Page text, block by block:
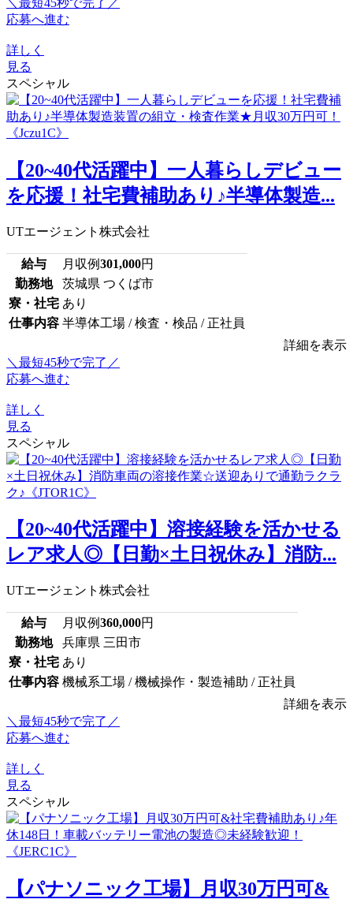
応募へ進む
詳しく
見る
スペシャル
【20~40代活躍中】一人暮らしデビュー
を応援！社宅費補助あり♪半導体製造...
UTエージェント株式会社
給与 月収例301,000円
勤務地
茨城県 つくば市
寮・社宅 あり
仕事内容 半導体工場 / 検査・検品 / 正社員
詳細を表示
＼最短45秒で完了／
応募へ進む
詳しく
見る
スペシャル
【20~40代活躍中】溶接経験を活かせる
レア求人◎【日勤×土日祝休み】消防...
UTエージェント株式会社
給与 月収例360,000円
勤務地
兵庫県 三田市
寮・社宅 あり
仕事内容 機械系工場 / 機械操作・製造補助 / 正社員
詳細を表示
＼最短45秒で完了／
応募へ進む
詳しく
見る
スペシャル
【パナソニック工場】月収30万円可&